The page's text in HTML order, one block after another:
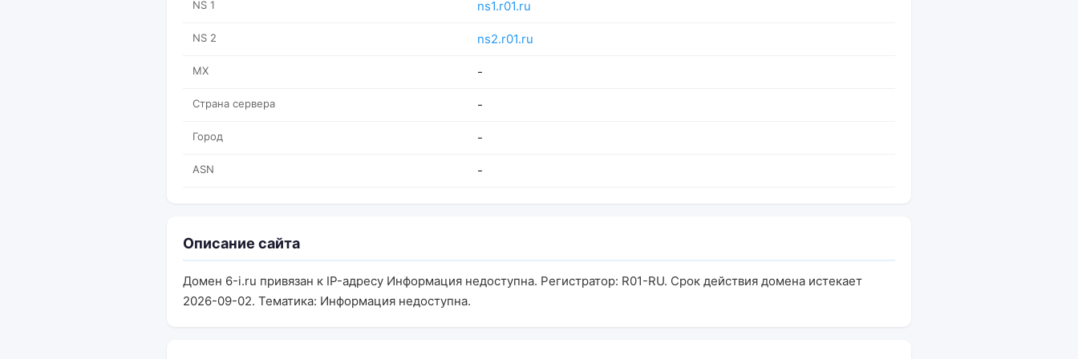
NS 1 ns1.r01.ru
NS 2 ns2.r01.ru
MX -
Страна сервера -
Город -
ASN -
Описание сайта
Домен 6-i.ru привязан к IP-адресу Информация недоступна. Регистратор: R01-RU. Срок действия домена истекает
2026-09-02. Тематика: Информация недоступна.